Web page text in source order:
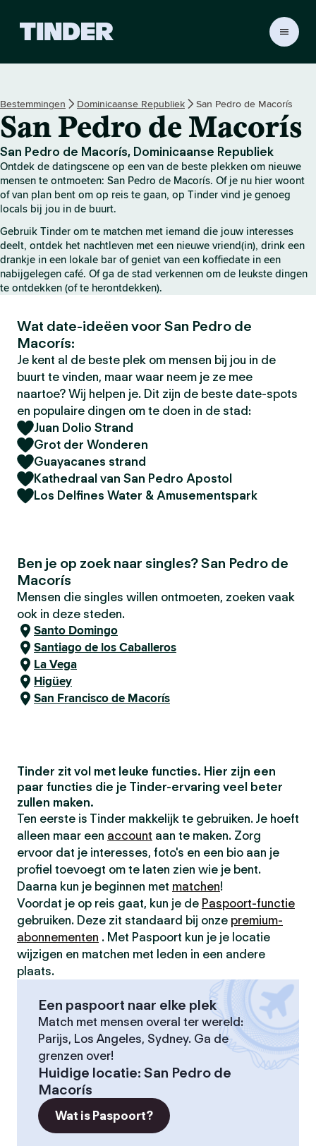
r
h
o
m
e
p
a
n
a
Bestemmingen Dominicaanse Republiek San Pedro de Macorís
San Pedro de Macorís
San Pedro de Macorís, Dominicaanse Republiek
Ontdek de datingscene op een van de beste plekken om nieuwe
mensen te ontmoeten: San Pedro de Macorís. Of je nu hier woont
of van plan bent om op reis te gaan, op Tinder vind je genoeg
locals bij jou in de buurt.
Gebruik Tinder om te matchen met iemand die jouw interesses
deelt, ontdek het nachtleven met een nieuwe vriend(in), drink een
drankje in een lokale bar of geniet van een koffiedate in een
nabijgelegen café. Of ga de stad verkennen om de leukste dingen
te ontdekken (of te herontdekken).
Wat date-ideëen voor San Pedro de
Macorís:
Je kent al de beste plek om mensen bij jou in de
buurt te vinden, maar waar neem je ze mee
naartoe? Wij helpen je. Dit zijn de beste date-spots
en populaire dingen om te doen in de stad:
Juan Dolio Strand
Grot der Wonderen
Guayacanes strand
Kathedraal van San Pedro Apostol
Los Delfines Water & Amusementspark
Ben je op zoek naar singles? San Pedro de
Macorís
Mensen die singles willen ontmoeten, zoeken vaak
ook in deze steden.
Santo Domingo
Santiago de los Caballeros
La Vega
Higüey
San Francisco de Macorís
Tinder zit vol met leuke functies. Hier zijn een
paar functies die je Tinder-ervaring veel beter
zullen maken.
Ten eerste is Tinder makkelijk te gebruiken. Je hoeft
alleen maar een account aan te maken. Zorg
ervoor dat je interesses, foto's en een bio aan je
profiel toevoegt om te laten zien wie je bent.
Daarna kun je beginnen met matchen!
Voordat je op reis gaat, kun je de Paspoort-functie
gebruiken. Deze zit standaard bij onze premium-
abonnementen . Met Paspoort kun je je locatie
wijzigen en matchen met leden in een andere
plaats.
Een paspoort naar elke plek
Match met mensen overal ter wereld:
Parijs, Los Angeles, Sydney. Ga de
grenzen over!
Huidige locatie: San Pedro de
Macorís
Wat is Paspoort?